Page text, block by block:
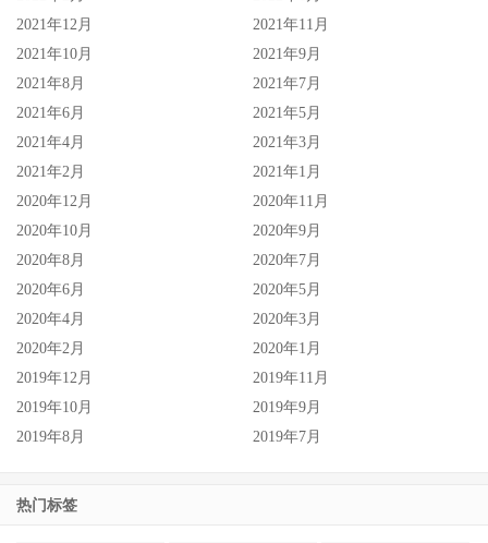
2021年12月
2021年11月
2021年10月
2021年9月
2021年8月
2021年7月
2021年6月
2021年5月
2021年4月
2021年3月
2021年2月
2021年1月
2020年12月
2020年11月
2020年10月
2020年9月
2020年8月
2020年7月
2020年6月
2020年5月
2020年4月
2020年3月
2020年2月
2020年1月
2019年12月
2019年11月
2019年10月
2019年9月
2019年8月
2019年7月
热门标签